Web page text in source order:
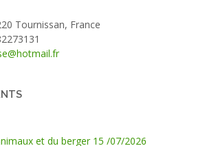
Tournissan, France
et du berger 15 /07/2026